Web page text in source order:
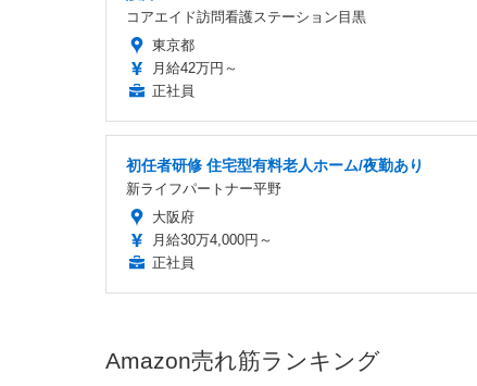
コアエイド訪問看護ステーション目黒
東京都
月給42万円～
正社員
初任者研修 住宅型有料老人ホーム/夜勤あり
新ライフパートナー平野
大阪府
月給30万4,000円～
正社員
Amazon売れ筋ランキング